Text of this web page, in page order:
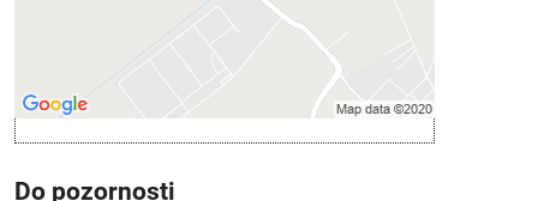
cookie: Funkčné
Otvoriť obsah v novom okne
Do pozornosti